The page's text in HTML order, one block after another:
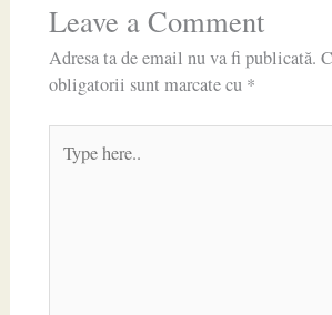
Leave a Comment
Adresa ta de email nu va fi publicată.
obligatorii sunt marcate cu *
here..